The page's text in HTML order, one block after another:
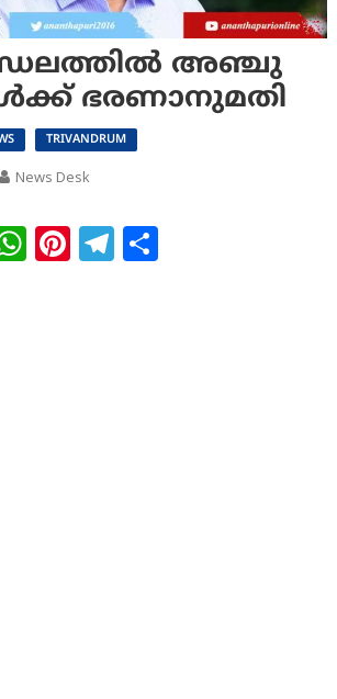
അഞ്ചു
ഭരണാനുമതി
TRIVANDRUM
News Desk
WhatsApp
Pinterest
Telegram
Share